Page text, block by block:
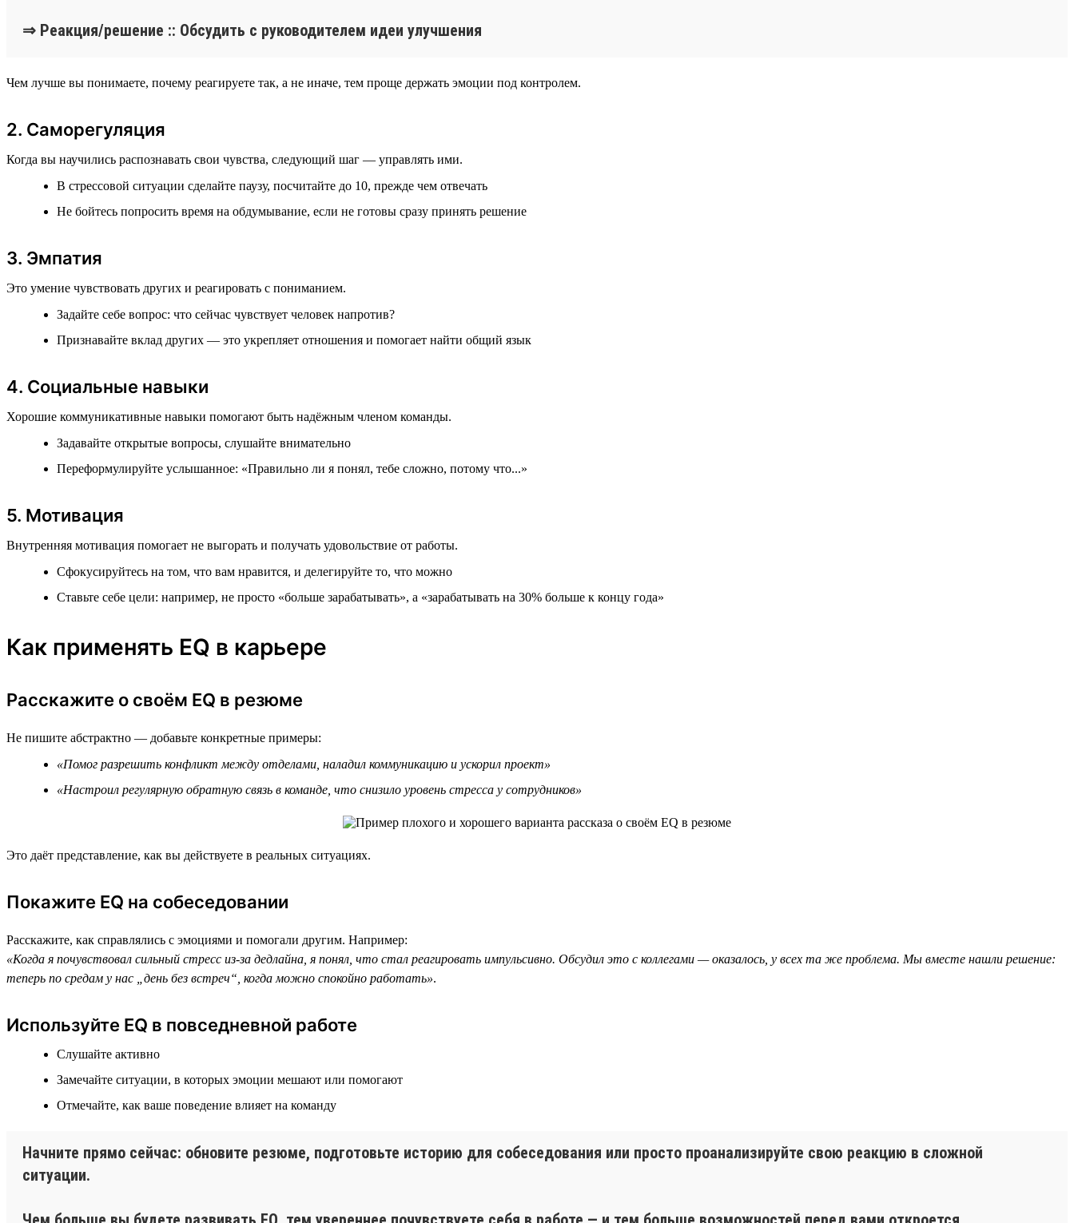
⇒ Реакция/решение :: Обсудить с руководителем идеи улучшения
Чем лучше вы понимаете, почему реагируете так, а не иначе, тем проще держать эмоции под контролем.
2. Саморегуляция
Когда вы научились распознавать свои чувства, следующий шаг — управлять ими.
В стрессовой ситуации сделайте паузу, посчитайте до 10, прежде чем отвечать
Не бойтесь попросить время на обдумывание, если не готовы сразу принять решение
3. Эмпатия
Это умение чувствовать других и реагировать с пониманием.
Задайте себе вопрос: что сейчас чувствует человек напротив?
Признавайте вклад других — это укрепляет отношения и помогает найти общий язык
4. Социальные навыки
Хорошие коммуникативные навыки помогают быть надёжным членом команды.
Задавайте открытые вопросы, слушайте внимательно
Переформулируйте услышанное: «Правильно ли я понял, тебе сложно, потому что...»
5. Мотивация
Внутренняя мотивация помогает не выгорать и получать удовольствие от работы.
Сфокусируйтесь на том, что вам нравится, и делегируйте то, что можно
Ставьте себе цели: например, не просто «больше зарабатывать», а «зарабатывать на 30% больше к концу года»
Как применять EQ в карьере
Расскажите о своём EQ в резюме
Не пишите абстрактно — добавьте конкретные примеры:
«Помог разрешить конфликт между отделами, наладил коммуникацию и ускорил проект»
«Настроил регулярную обратную связь в команде, что снизило уровень стресса у сотрудников»
Это даёт представление, как вы действуете в реальных ситуациях.
Покажите EQ на собеседовании
Расскажите, как справлялись с эмоциями и помогали другим. Например:
«Когда я почувствовал сильный стресс из-за дедлайна, я понял, что стал реагировать импульсивно. Обсудил это с коллегами — оказалось, у всех та же проблема. Мы вместе нашли решение:
теперь по средам у нас „день без встреч“, когда можно спокойно работать».
Используйте EQ в повседневной работе
Слушайте активно
Замечайте ситуации, в которых эмоции мешают или помогают
Отмечайте, как ваше поведение влияет на команду
Начните прямо сейчас: обновите резюме, подготовьте историю для собеседования или просто проанализируйте свою реакцию в сложной
ситуации.